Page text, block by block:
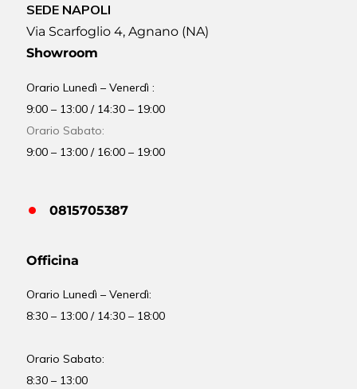
SEDE NAPOLI
Via Scarfoglio 4, Agnano (NA)
Showroom
Orario Lunedì – Venerdì :
9:00 – 13:00 / 14:30 – 19:00
Orario Sabato:
9:00 – 13:00 / 16:00 – 19:00
0815705387
Officina
OrarioLunedì – Venerdì:
8:30 – 13:00 / 14:30 – 18:00
Orario Sabato:
8:30 – 13:00